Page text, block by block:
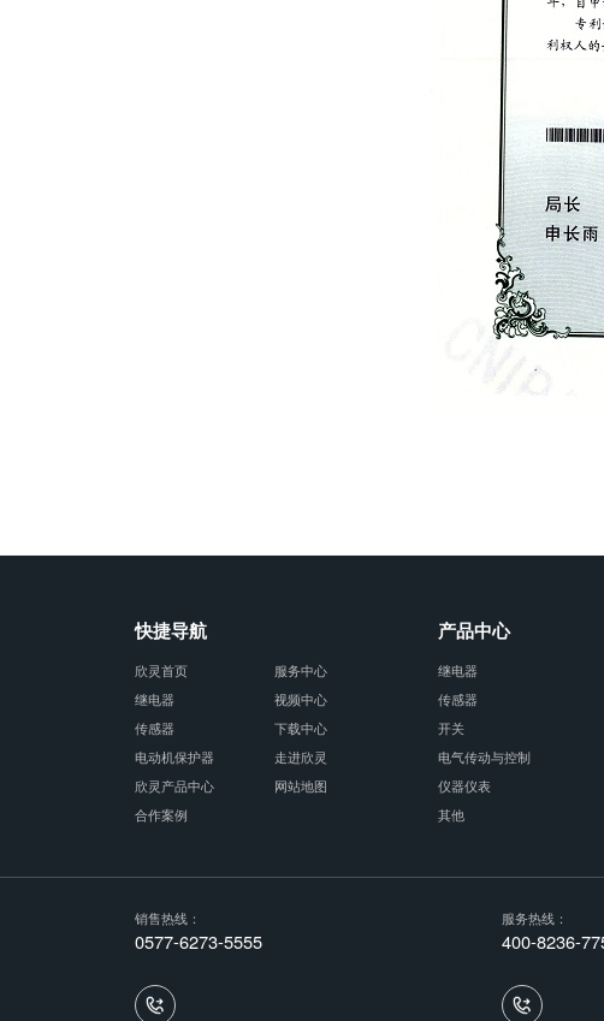
快捷导航
欣灵首页
服务中心
继电器
视频中心
传感器
下载中心
电动机保护器
走进欣灵
欣灵产品中心
网站地图
合作案例
产品中心
继电器
传感器
开关
电气传动与控制
仪器仪表
其他
销售热线：
0577-6273-5555
服务热线：
400-8236-